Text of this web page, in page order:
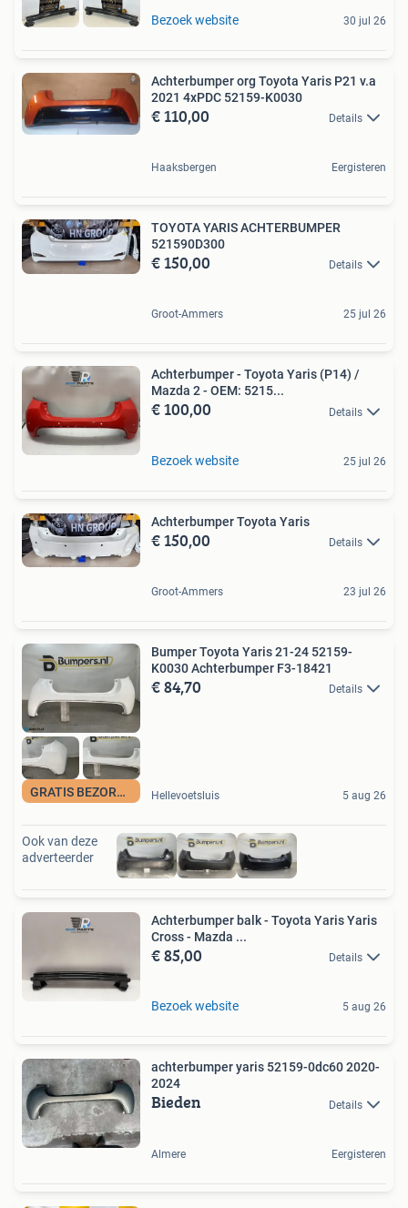
Bezoek website 30 jul 26
Achterbumper org Toyota Yaris P21 v.a
2021 4xPDC 52159-K0030
€ 110,00 Details
Haaksbergen Eergisteren
TOYOTA YARIS ACHTERBUMPER
521590D300
€ 150,00 Details
Groot-Ammers 25 jul 26
Achterbumper - Toyota Yaris (P14) /
Mazda 2 - OEM: 5215...
€ 100,00 Details
Bezoek website 25 jul 26
Achterbumper Toyota Yaris
€ 150,00 Details
Groot-Ammers 23 jul 26
GRATIS BEZORGING
Bumper Toyota Yaris 21-24 52159-
K0030 Achterbumper F3-18421
€ 84,70 Details
Hellevoetsluis 5 aug 26
Ook van deze
adverteerder
Achterbumper balk - Toyota Yaris Yaris
Cross - Mazda ...
€ 85,00 Details
Bezoek website 5 aug 26
achterbumper yaris 52159-0dc60 2020-
2024
Bieden Details
Almere Eergisteren